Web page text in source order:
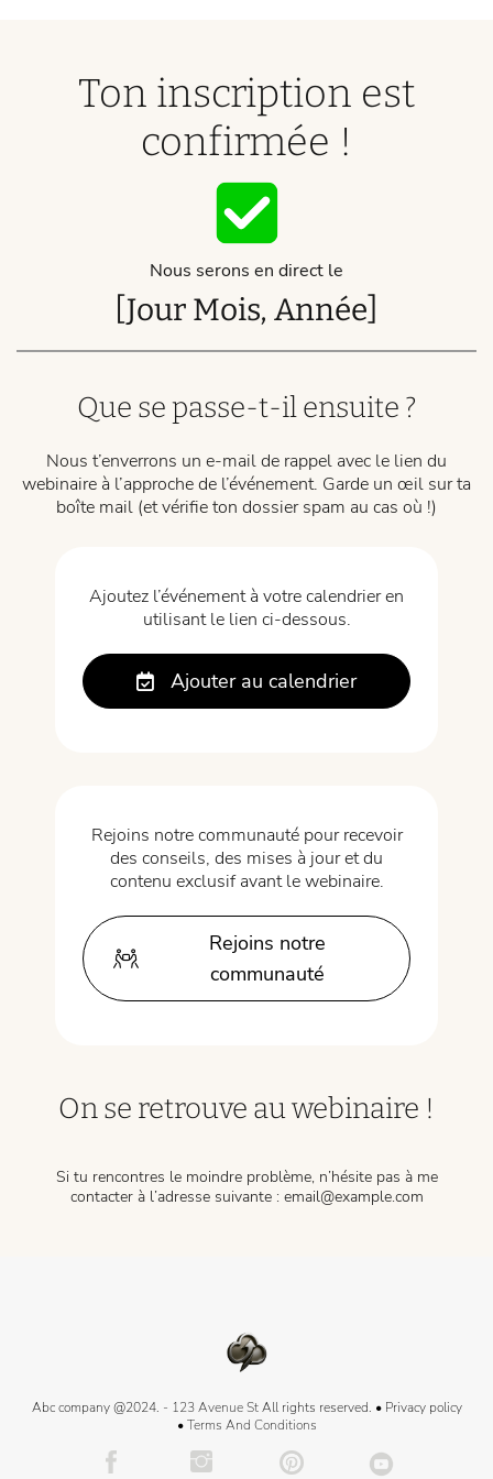
Ton inscription est
confirmée !
Nous serons en direct le
[Jour Mois, Année]
Que se passe-t-il ensuite ?
Nous t’enverrons un e-mail de rappel avec le lien du
webinaire à l’approche de l’événement. Garde un œil sur ta
boîte mail (et vérifie ton dossier spam au cas où !)
Ajoutez l’événement à votre calendrier en
utilisant le lien ci-dessous.
Ajouter au calendrier
Rejoins notre communauté pour recevoir
des conseils, des mises à jour et du
contenu exclusif avant le webinaire.
Rejoins notre
communauté
On se retrouve au webinaire !
Si tu rencontres le moindre problème, n’hésite pas à me
contacter à l’adresse suivante : email@example.com
Abc company @2024. - 123 Avenue StAll rights reserved. • Privacy policy
•Terms And Conditions